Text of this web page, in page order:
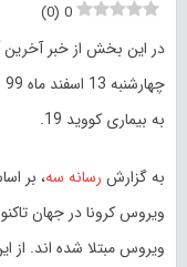
0
(
0
)
در این بخش از خبر آخرین
به بیماری کووید 19.
به گزارش رسانه سه، بر